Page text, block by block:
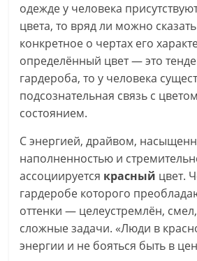
одежде у человека
цвета, то вряд ли можно
конкретное о чертах его
определённый цвет — это
гардероба, то у человека
подсознательная связь с
состоянием.
С энергией, драйвом,
наполненностью и
ассоциируется красный цвет.
гардеробе которого
оттенки — целеустремлён,
сложные задачи. «Люди в
энергии и не бояться быть в